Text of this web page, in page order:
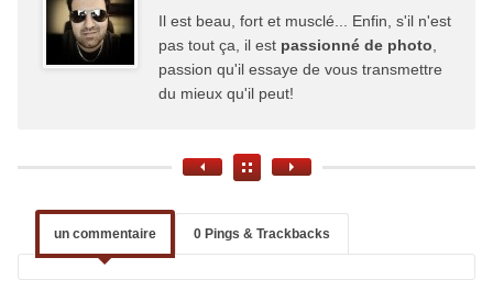
Il est beau, fort et musclé... Enfin, s'il n'est
pas tout ça, il est passionné de photo
passion qu'il essaye de vous transmettre
du mieux qu'il peut!
un commentaire 0 Pings & Trackbacks